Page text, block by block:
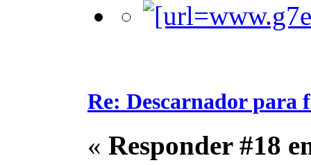
Re: Descarnador para
« Responder #18